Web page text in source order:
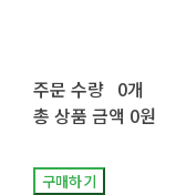
주문 수량 0개
총 상품 금액 0원
구매하기